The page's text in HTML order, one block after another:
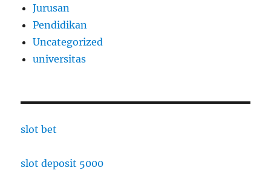
Jurusan
Pendidikan
Uncategorized
universitas
slot bet
slot deposit 5000